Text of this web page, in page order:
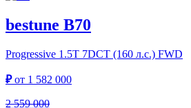
bestune B70
Progressive 1.5T 7DCT (160 л.с.) FWD
₽от 1 582 000
2 559 000